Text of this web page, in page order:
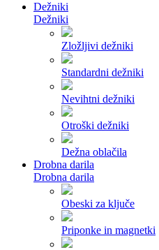
Dežniki
Dežniki
Zložljivi dežniki
Standardni dežniki
Nevihtni dežniki
Otroški dežniki
Dežna oblačila
Drobna darila
Drobna darila
Obeski za ključe
Priponke in magnetki